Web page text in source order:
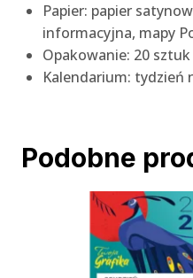
Papier: papier
informacyjna, mapy
Opakowanie: 20 sztuk
Kalendarium: tydzień
Podobne